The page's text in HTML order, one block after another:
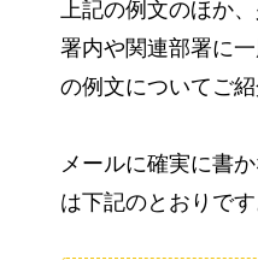
上記の例文のほか
署内や関連部署に
の例文についてご紹
メールに確実に書
は下記のとおりです